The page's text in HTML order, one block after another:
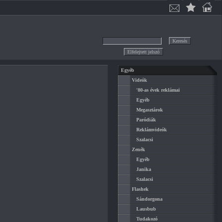
Egyéb
Videók
'80-as évek reklámai
Egyéb
Megasztárok
Paródiák
Reklámvideók
Szalacsi
Zenék
Egyéb
Janika
Szalacsi
Flashek
Sándorgona
Lausbub
Tudakozó